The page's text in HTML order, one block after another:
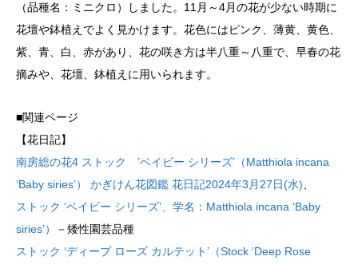
（品種名：ミニクロ）しました。11月～4月の花が少ない時期に
花壇や鉢植えでよく見かけます。花色にはピンク、薄黄、黄色、
紫、青、白、赤があり、花の咲き方は半八重～八重で、早春の花
摘みや、花壇、鉢植えに用いられます。
■関連ページ
【花日記】
南房総の花4 ストック ’ベイビー シリーズ’（Matthiola incana
‘Baby siries’） かぎけん花図鑑 花日記2024年3月27日(水)
ストック ‘ベイビー シリーズ’、学名：Matthiola incana ‘Baby
siries’）
－矮性園芸品種
ストック ‘ディープ ローズ カルテット’（Stock ‘Deep Rose